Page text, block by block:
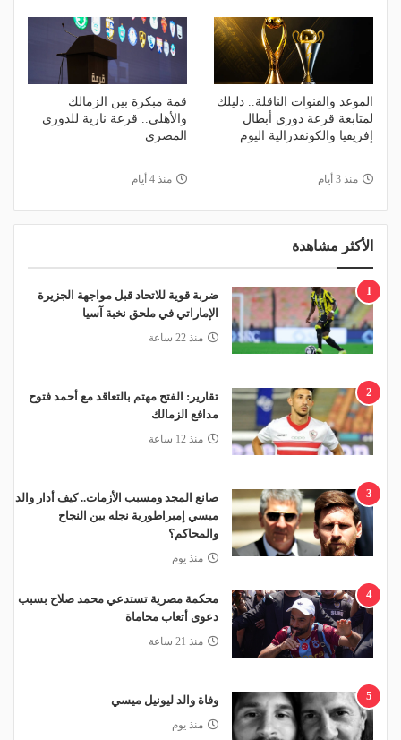
الموعد والقنوات الناقلة.. دليلك
لمتابعة قرعة دوري أبطال
إفريقيا والكونفدرالية اليوم
منذ 3 أيام
قمة مبكرة بين الزمالك
والأهلي.. قرعة نارية للدوري
المصري
منذ 4 أيام
الأكثر مشاهدة
1
ضربة قوية للاتحاد قبل مواجهة الجزيرة
الإماراتي في ملحق نخبة آسيا
منذ 22 ساعة
2
تقارير: الفتح مهتم بالتعاقد مع أحمد فتوح
مدافع الزمالك
منذ 12 ساعة
3
صانع المجد ومسبب الأزمات.. كيف أدار والد
ميسي إمبراطورية نجله بين النجاح
والمحاكم؟
منذ يوم
4
محكمة مصرية تستدعي محمد صلاح بسبب
دعوى أتعاب محاماة
منذ 21 ساعة
5 وفاة والد ليونيل ميسي
منذ يوم